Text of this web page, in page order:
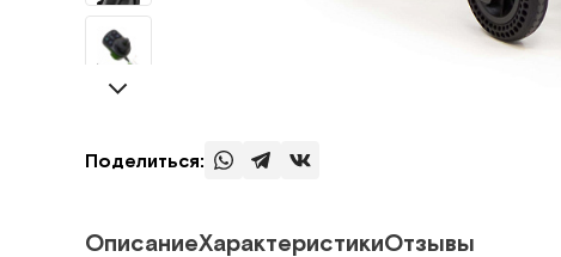
Поделиться:
ОписаниеХарактеристикиОтзывы